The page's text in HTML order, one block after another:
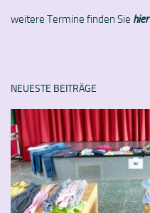
weitere Termine finden Sie hier
NEUESTE BEITRÄGE